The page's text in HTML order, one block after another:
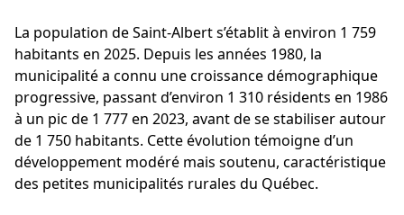
La population de Saint-Albert s’établit à environ 1 759
habitants en 2025. Depuis les années 1980, la
municipalité a connu une croissance démographique
progressive, passant d’environ 1 310 résidents en 1986
à un pic de 1 777 en 2023, avant de se stabiliser autour
de 1 750 habitants. Cette évolution témoigne d’un
développement modéré mais soutenu, caractéristique
des petites municipalités rurales du Québec.